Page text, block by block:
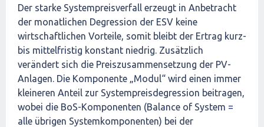
Der starke Systempreisverfall erzeugt in Anbetracht
der monatlichen Degression der ESV keine
wirtschaftlichen Vorteile, somit bleibt der Ertrag kurz-
bis mittelfristig konstant niedrig. Zusätzlich
verändert sich die Preiszusammensetzung der PV-
Anlagen. Die Komponente „Modul“ wird einen immer
kleineren Anteil zur Systempreisdegression beitragen,
wobei die BoS-Komponenten (Balance of System =
alle übrigen Systemkomponenten) bei der